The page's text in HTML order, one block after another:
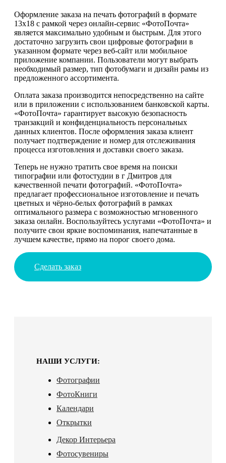
Оформление заказа на печать фотографий в формате
13х18 с рамкой через онлайн-сервис «ФотоПочта»
является максимально удобным и быстрым. Для этого
достаточно загрузить свои цифровые фотографии в
указанном формате через веб-сайт или мобильное
приложение компании. Пользователи могут выбрать
необходимый размер, тип фотобумаги и дизайн рамы из
предложенного ассортимента.
Оплата заказа производится непосредственно на сайте
или в приложении с использованием банковской карты.
«ФотоПочта» гарантирует высокую безопасность
транзакций и конфиденциальность персональных
данных клиентов. После оформления заказа клиент
получает подтверждение и номер для отслеживания
процесса изготовления и доставки своего заказа.
Теперь не нужно тратить свое время на поиски
типографии или фотостудии в г Дмитров для
качественной печати фотографий. «ФотоПочта»
предлагает профессиональное изготовление и печать
цветных и чёрно-белых фотографий в рамках
оптимального размера с возможностью мгновенного
заказа онлайн. Воспользуйтесь услугами «ФотоПочта» и
получите свои яркие воспоминания, напечатанные в
лучшем качестве, прямо на порог своего дома.
Сделать заказ
НАШИ УСЛУГИ:
Фотографии
ФотоКниги
Календари
Открытки
Декор Интерьера
Фотосувениры